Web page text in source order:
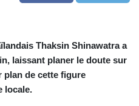
Thaksin Shinawatra a
laissant planer le doute sur
plan de cette figure
locale.